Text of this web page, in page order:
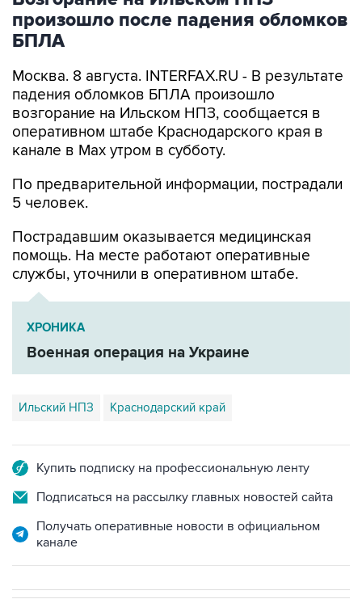
произошло после падения обломков
БПЛА
Москва. 8 августа. INTERFAX.RU - В результате
падения обломков БПЛА произошло
возгорание на Ильском НПЗ, сообщается в
оперативном штабе Краснодарского края в
канале в Max утром в субботу.
По предварительной информации, пострадали
5 человек.
Пострадавшим оказывается медицинская
помощь. На месте работают оперативные
службы, уточнили в оперативном штабе.
ХРОНИКА
Военная операция на Украине
Ильский НПЗ Краснодарский край
Купить подписку на профессиональную ленту
Подписаться на рассылку главных новостей сайта
Получать оперативные новости в официальном
канале